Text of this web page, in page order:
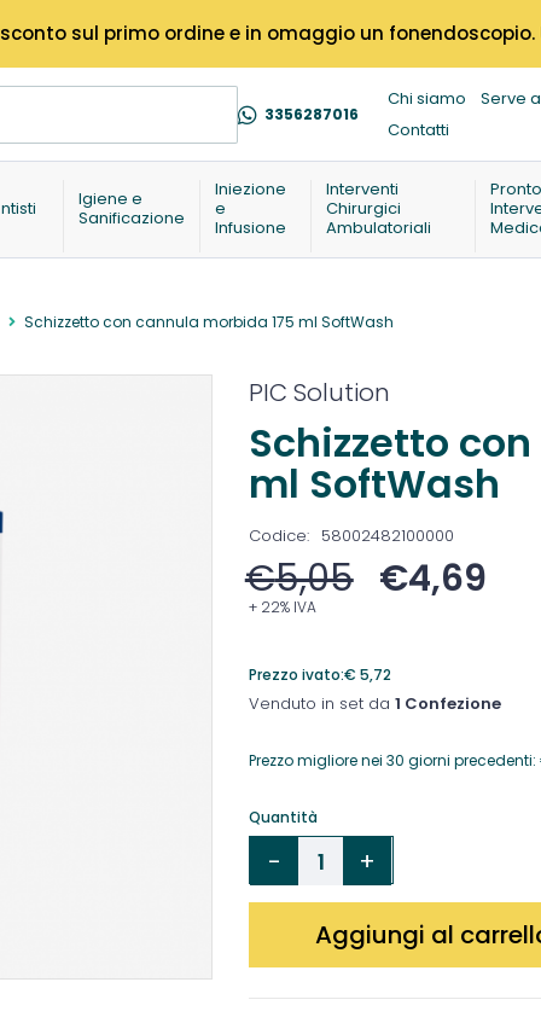
sul primo ordine e in omaggio un fonendoscopio.
3356287016
Chi siamo
Serve
Contatti
Igiene e
Sanificazione
Iniezione
e
Infusione
Interventi
Chirurgici
Ambulatoriali
Pronto
Schizzetto con cannula morbida 175 ml SoftWash
PIC Solution
Schizzetto
ml SoftWash
Codice: 58002482100000
€5,05 €4,69
+ 22% IVA
Prezzo ivato:€ 5,72
Venduto in set da 1 Confezione
Prezzo migliore nei 30 giorni precedenti:
Quantità
Aggiungi al